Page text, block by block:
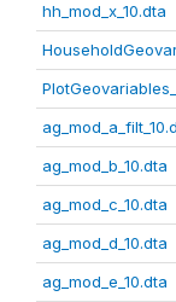
hh_mod_x_10.dta
ag_mod_b_10.dta
ag_mod_c_10.dta
ag_mod_d_10.dta
ag_mod_e_10.dta